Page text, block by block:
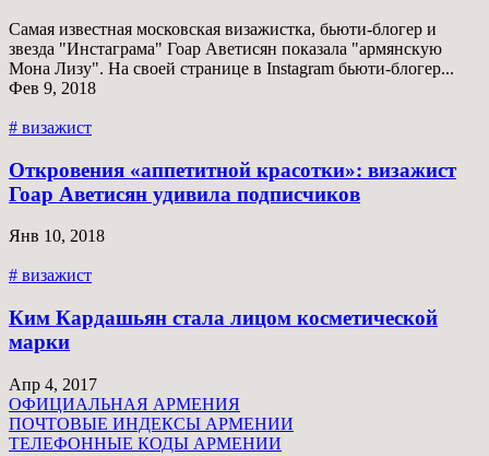
Самая известная московская визажистка, бьюти-блогер и
звезда "Инстаграма" Гоар Аветисян показала "армянскую
Мона Лизу". На своей странице в Instagram бьюти-блогер...
Фев 9, 2018
# визажист
Откровения «аппетитной красотки»: визажист
Гоар Аветисян удивила подписчиков
Янв 10, 2018
# визажист
Ким Кардашьян стала лицом косметической
марки
Апр 4, 2017
ОФИЦИАЛЬНАЯ АРМЕНИЯ
ПОЧТОВЫЕ ИНДЕКСЫ АРМЕНИИ
ТЕЛЕФОННЫЕ КОДЫ АРМЕНИИ